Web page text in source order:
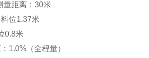
量距离：30米
位1.37米
米
1.0%（全程量）